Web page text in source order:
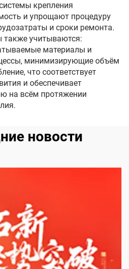
крепления
и упрощают процедуру
и сроки ремонта.
также учитываются:
материалы и
минимизирующие объём
что соответствует
и обеспечивает
на всём протяжении
новости